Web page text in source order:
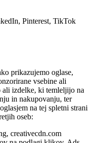
Pinterest, TikTok
prikazujemo oglase,
vsebine ali
ali izdelke, ki temleljijo na
in nakupovanju, ter
na tej spletni strani
oseb:
creativecdn.com